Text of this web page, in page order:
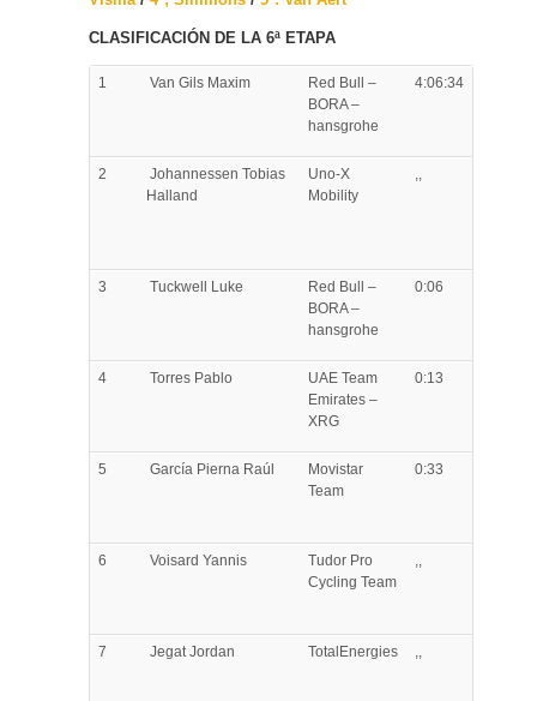
CLASIFICACIÓN DE LA 6ª ETAPA
1 Van Gils Maxim
Red Bull –
BORA –
hansgrohe
4:06:34
2 Johannessen Tobias
Halland
Uno-X
Mobility
,,
3 Tuckwell Luke
Red Bull –
BORA –
hansgrohe
0:06
4 Torres Pablo
UAE Team
Emirates –
XRG
0:13
5 García Pierna Raúl
Movistar
Team
0:33
6 Voisard Yannis
Tudor Pro
Cycling Team
,,
7 JegatJordan TotalEnergies ,,